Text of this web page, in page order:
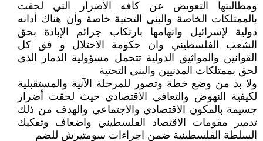
ومطالبتها التعويض عن كافه الأضرار التي لحقت
بالممتلكات الخاصة والبنى التحتية خاصة وأن هناك أدانه
دولية لإسرائيل واتهامها بارتكاب جرائم الإبادة بحق
الشعب الفلسطيني وان حكومة الاحتلال و فق كل
القوانين والمواثيق الدولية تتحمل مسؤولية الدمار الذي
لحق بممتلكات المدنيين والبنى التحتية
ولا بد من وضع خطة وتصور للمرحلة الآنية والمستقبلية
لكيفية النهوض والتعافي الاقتصادي حيث لحقت أضرار
جسيمة بالمكون الاقتصادي والاجتماعي والهدف من ذلك
تدمير مقومات الاقتصاد الفلسطيني واضعاف وتفكيك
السلطة الفلسطينية ضمن اجراءات سومتيرش للضم